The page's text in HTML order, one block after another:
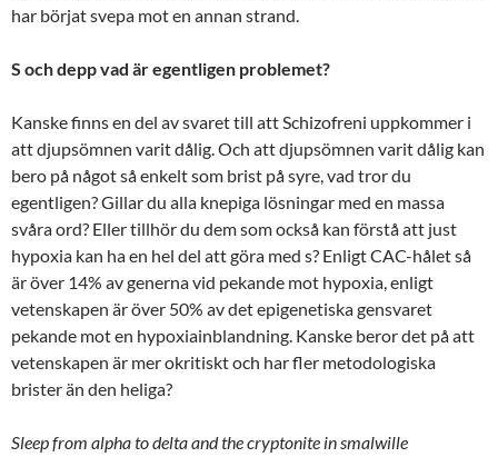
har börjat svepa mot en annan strand.
S och depp vad är egentligen problemet?
Kanske finns en del av svaret till att Schizofreni uppkommer i
att djupsömnen varit dålig. Och att djupsömnen varit dålig kan
bero på något så enkelt som brist på syre, vad tror du
egentligen? Gillar du alla knepiga lösningar med en massa
svåra ord? Eller tillhör du dem som också kan förstå att just
hypoxia kan ha en hel del att göra med s? Enligt CAC-hålet så
är över 14% av generna vid pekande mot hypoxia, enligt
vetenskapen är över 50% av det epigenetiska gensvaret
pekande mot en hypoxiainblandning. Kanske beror det på att
vetenskapen är mer okritiskt och har fler metodologiska
brister än den heliga?
Sleep from alpha to delta and the cryptonite in smalwille